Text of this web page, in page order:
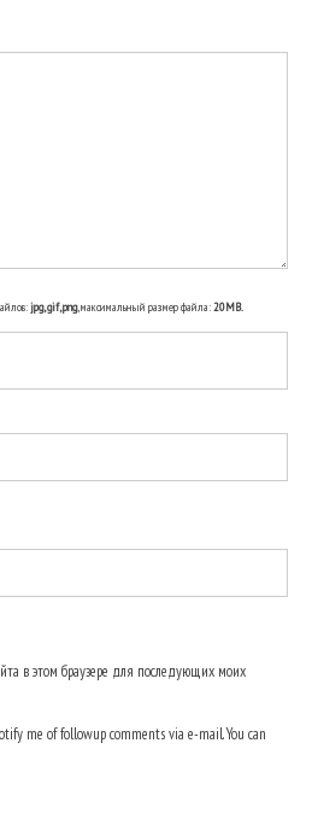
jpg, gif, png, максимальный размер файла:20MB.
в этом браузере для последующих моих
me of followup comments via e-mail. You can